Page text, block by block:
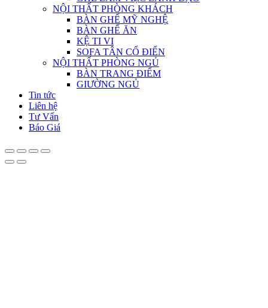
NỘI THẤT PHÒNG KHÁCH
BÀN GHẾ MỸ NGHỆ
BÀN GHẾ ĂN
KỆ TI VI
SOFA TÂN CỔ ĐIỂN
NỘI THẤT PHÒNG NGỦ
BÀN TRANG ĐIỂM
GIƯỜNG NGỦ
Tin tức
Liên hệ
Tư Vấn
Báo Giá